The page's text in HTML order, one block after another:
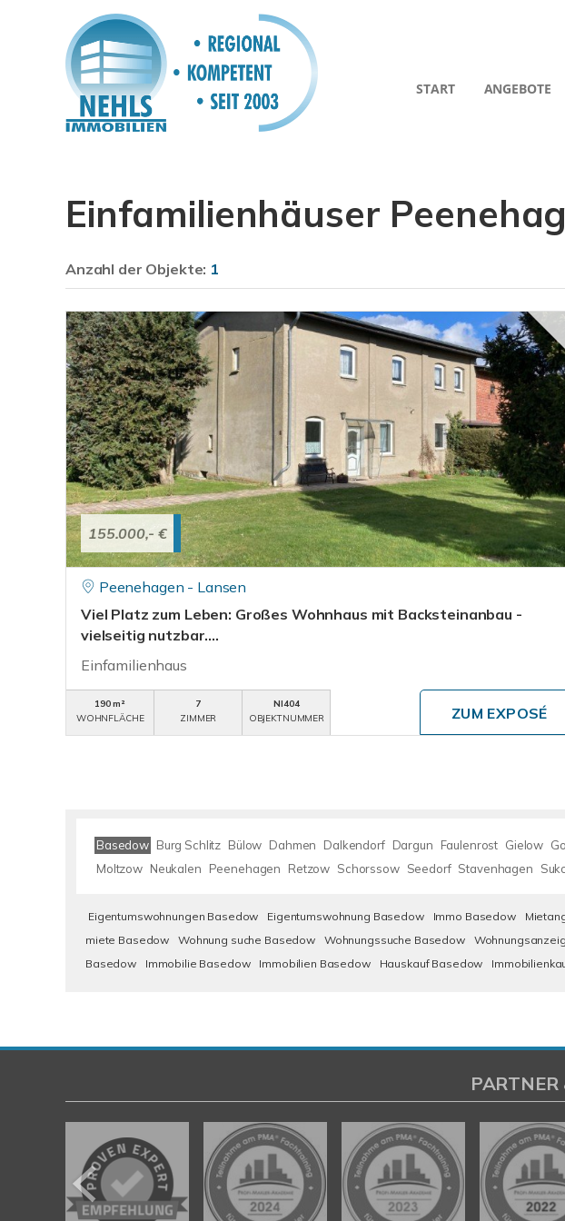
START ANGEBOTE
Einfamilienhäuser
Anzahl der Objekte: 1
155.000,- €
Peenehagen - Lansen
Viel Platz zum Leben: Großes Wohnhaus mit Backsteinanbau -
vielseitig nutzbar....
Einfamilienhaus
190 m²
WOHNFLÄCHE
7
ZIMMER
NI404
OBJEKTNUMMER
ZUM EXPOSÉ
Basedow Burg Schlitz Bülow Dahmen Dalkendorf Dargun Faulenrost Gielow
Moltzow Neukalen Peenehagen Retzow Schorssow Seedorf Stavenhagen
Eigentumswohnungen Basedow Eigentumswohnung Basedow Immo Basedow
miete Basedow
Wohnung suche Basedow Wohnungssuche Basedow
Basedow
Immobilie Basedow Immobilien Basedow Hauskauf Basedow
PARTNER